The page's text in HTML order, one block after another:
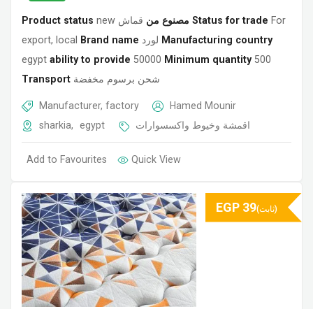
Product status new مصنوع من قماش Status for trade For
export, local Brand name لورد Manufacturing country
egypt ability to provide 50000 Minimum quantity 500
Transport شحن برسوم مخفضة
Manufacturer, factory
Hamed Mounir
sharkia, egypt اقمشة وخيوط واكسسوارات
Add to Favourites Quick View
EGP 39 (ثابت)